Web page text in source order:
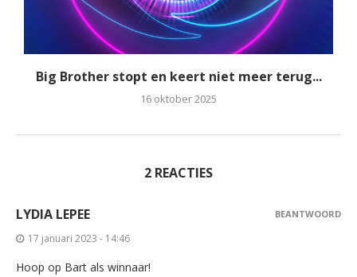
Big Brother stopt en keert niet meer terug...
16 oktober 2025
2 REACTIES
LYDIA LEPEE
17 januari 2023 - 14:46
Hoop op Bart als winnaar!
BEANTWOORD